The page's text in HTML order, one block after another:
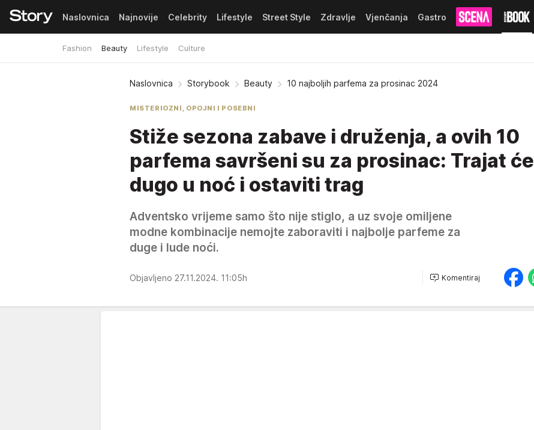
Naslovnica Najnovije Celebrity Lifestyle Street Style Zdravlje Vjenčanja Gastro
Fashion Beauty Lifestyle Culture
Pretplata
Naslovnica Storybook Beauty 10 najboljih parfema za prosinac 2024
MISTERIOZNI, OPOJNI I POSEBNI
Stiže sezona zabave i druženja, a ovih 10
parfema savršeni su za prosinac: Trajat će
dugo u noć i ostaviti trag
Adventsko vrijeme samo što nije stiglo, a uz svoje omiljene
modne kombinacije nemojte zaboraviti i najbolje parfeme za
duge i lude noći.
Objavljeno 27.11.2024. 11:05h Komentiraj